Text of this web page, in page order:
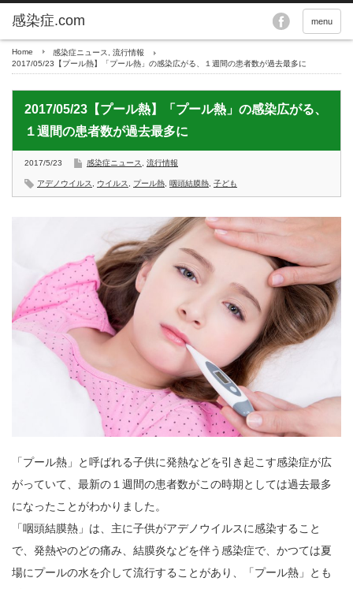
menu
Home 感染症ニュース
流行情報
2017/05/23【プール熱】「プール熱」の感染広がる、１週間の患者数が過去最多に
2017/05/23【プール熱】「プール熱」の感染広がる、
１週間の患者数が過去最多に
2017/5/23 感染症ニュース 流行情報
アデノウイルス ウイルス プール熱 咽頭結膜熱 子ども
「プール熱」と呼ばれる子供に発熱などを引き起こす感染症が広
がっていて、最新の１週間の患者数がこの時期としては過去最多
になったことがわかりました。
「咽頭結膜熱」は、主に子供がアデノウイルスに感染すること
で、発熱やのどの痛み、結膜炎などを伴う感染症で、かつては夏
場にプールの水を介して流行することがあり、「プール熱」とも